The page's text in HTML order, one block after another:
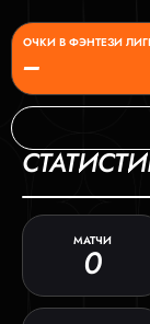
–
ОЧКИ В ФЭНТЕЗИ
МАТЧИ
0